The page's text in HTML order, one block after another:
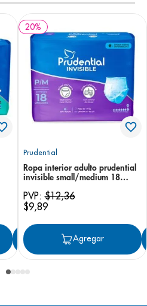
Agregar
20%
Prudential
Ropa interior adulto prudential
invisible small/medium 18
PVP:$12,36
$9,89
Agregar